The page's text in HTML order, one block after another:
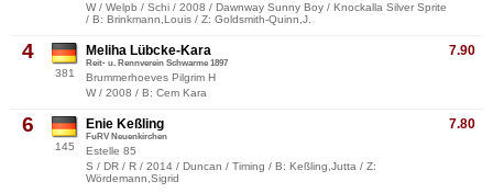
W / Welpb / Schi / 2008 / Dawnway Sunny Boy / Knockalla Silver Sprite
/ B: Brinkmann,Louis / Z: Goldsmith-Quinn,J.
4
381
7.90
Meliha Lübcke-Kara
Reit- u. Rennverein Schwarme 1897
Brummerhoeves Pilgrim H
W / 2008 / B: Cem Kara
6
145
7.80
Enie Keßling
FuRV Neuenkirchen
Estelle 85
S / DR / R / 2014 / Duncan / Timing / B: Keßling,Jutta / Z:
Wördemann,Sigrid